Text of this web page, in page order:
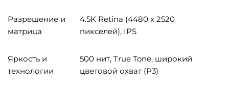
Разрешение и
матрица
4.5K Retina (4480 x 2520
пикселей), IPS
Яркость и
технологии
500 нит, True Tone, широкий
цветовой охват (P3)